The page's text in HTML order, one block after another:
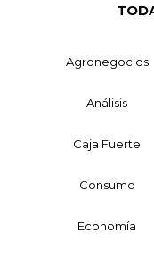
Agronegocios
Análisis
Caja Fuerte
Consumo
Economía